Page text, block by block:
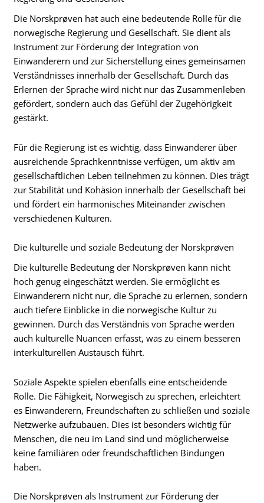
Die Norskprøven hat auch eine bedeutende Rolle für die
norwegische Regierung und Gesellschaft. Sie dient als
Instrument zur Förderung der Integration von
Einwanderern und zur Sicherstellung eines gemeinsamen
Verständnisses innerhalb der Gesellschaft. Durch das
Erlernen der Sprache wird nicht nur das Zusammenleben
gefördert, sondern auch das Gefühl der Zugehörigkeit
gestärkt.
Für die Regierung ist es wichtig, dass Einwanderer über
ausreichende Sprachkenntnisse verfügen, um aktiv am
gesellschaftlichen Leben teilnehmen zu können. Dies trägt
zur Stabilität und Kohäsion innerhalb der Gesellschaft bei
und fördert ein harmonisches Miteinander zwischen
verschiedenen Kulturen.
Die kulturelle und soziale Bedeutung der Norskprøven
Die kulturelle Bedeutung der Norskprøven kann nicht
hoch genug eingeschätzt werden. Sie ermöglicht es
Einwanderern nicht nur, die Sprache zu erlernen, sondern
auch tiefere Einblicke in die norwegische Kultur zu
gewinnen. Durch das Verständnis von Sprache werden
auch kulturelle Nuancen erfasst, was zu einem besseren
interkulturellen Austausch führt.
Soziale Aspekte spielen ebenfalls eine entscheidende
Rolle. Die Fähigkeit, Norwegisch zu sprechen, erleichtert
es Einwanderern, Freundschaften zu schließen und soziale
Netzwerke aufzubauen. Dies ist besonders wichtig für
Menschen, die neu im Land sind und möglicherweise
keine familiären oder freundschaftlichen Bindungen
haben.
Die Norskprøven als Instrument zur Förderung der